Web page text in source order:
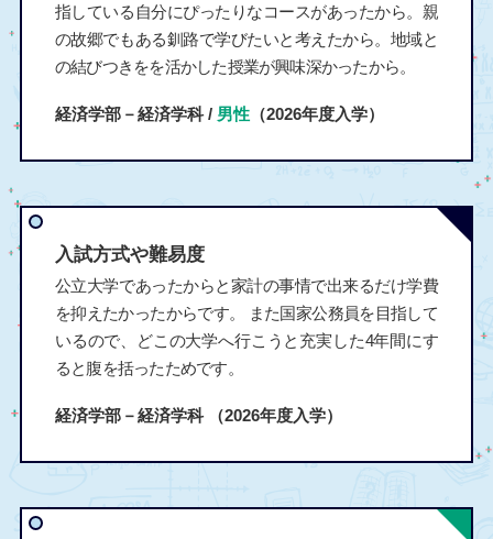
指している自分にぴったりなコースがあったから。親
の故郷でもある釧路で学びたいと考えたから。地域と
の結びつきをを活かした授業が興味深かったから。
経済学部－経済学科 / 男性（2026年度入学）
入試方式や難易度
公立大学であったからと家計の事情で出来るだけ学費
を抑えたかったからです。 また国家公務員を目指して
いるので、どこの大学へ行こうと充実した4年間にす
ると腹を括ったためです。
経済学部－経済学科 （2026年度入学）